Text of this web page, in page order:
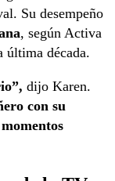
Su desempeño
, según Activa
última década.
dijo Karen.
con su